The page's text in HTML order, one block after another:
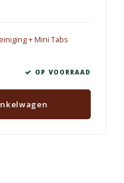
+ Mini Tabs
OP VOORRAAD